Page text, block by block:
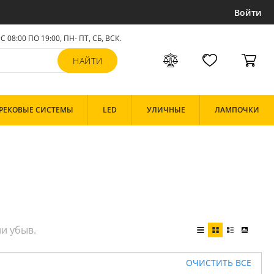
Войти
С 08:00 ПО 19:00, ПН- ПТ,СБ, ВСК.
СИСТЕМЫ LED УЛИЧНЫЕ ЛАМПОЧКИ
ОЧИСТИТЬ ВСЕ